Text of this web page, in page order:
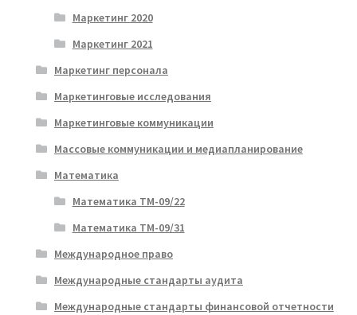
Маркетинг 2020
Маркетинг 2021
Маркетинг персонала
Маркетинговые исследования
Маркетинговые коммуникации
Массовые коммуникации и медиапланирование
Математика
Математика ТМ-09/22
Математика ТМ-09/31
Международное право
Международные стандарты аудита
Международные стандарты финансовой отчетности